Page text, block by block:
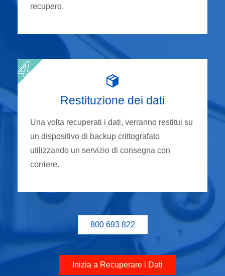
recupero.
Restituzione dei dati
Una volta recuperati i dati, verranno restitui su
un dispositivo di backup crittografato
utilizzando un servizio di consegna con
corriere.
800 693 822
Inizia a Recuperare i Dati